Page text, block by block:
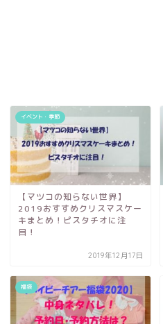
イベント・季節
【マツコの知らない世界】
2019おすすめクリスマスケー
キまとめ！ピスタチオに注
目！
2019年12月17日
福袋